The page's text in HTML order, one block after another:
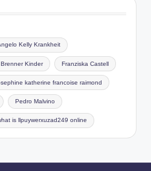
Kelly Krankheit
Kinder Franziska Castell
katherine francoise raimond
Pedro Malvino
is llpuywerxuzad249 online